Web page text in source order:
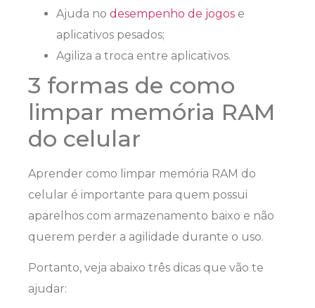
Ajuda no desempenho de jogos e
aplicativos pesados;
Agiliza a troca entre aplicativos.
3 formas de como
limpar memória RAM
do celular
Aprender como limpar memória RAM do
celular é importante para quem possui
aparelhos com armazenamento baixo e não
querem perder a agilidade durante o uso.
Portanto, veja abaixo três dicas que vão te
ajudar: